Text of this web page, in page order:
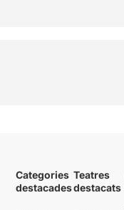
Categories
destacades
Teatres
destacats